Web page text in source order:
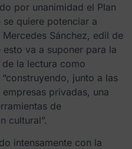
por unanimidad el Plan
quiere potenciar a
Sánchez, edil de
va a suponer para la
la lectura como
junto a las
privadas, una
de
cultural”.
intensamente con la